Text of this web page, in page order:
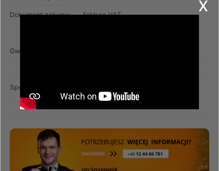
Dokument zakupu: faktura VAT
Gwarancja:
Sposób dostawy: